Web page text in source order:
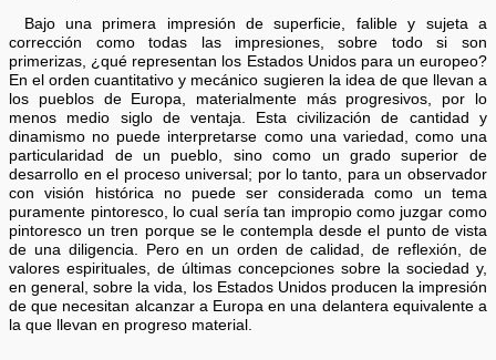
Bajo una primera impresión de superficie, falible y sujeta a
corrección como todas las impresiones, sobre todo si son
primerizas, ¿qué representan los Estados Unidos para un europeo?
En el orden cuantitativo y mecánico sugieren la idea de que llevan a
los pueblos de Europa, materialmente más progresivos, por lo
menos medio siglo de ventaja. Esta civilización de cantidad y
dinamismo no puede interpretarse como una variedad, como una
particularidad de un pueblo, sino como un grado superior de
desarrollo en el proceso universal; por lo tanto, para un observador
con visión histórica no puede ser considerada como un tema
puramente pintoresco, lo cual sería tan impropio como juzgar como
pintoresco un tren porque se le contempla desde el punto de vista
de una diligencia. Pero en un orden de calidad, de reflexión, de
valores espirituales, de últimas concepciones sobre la sociedad y,
en general, sobre la vida, los Estados Unidos producen la impresión
de que necesitan alcanzar a Europa en una delantera equivalente a
la que llevan en progreso material.